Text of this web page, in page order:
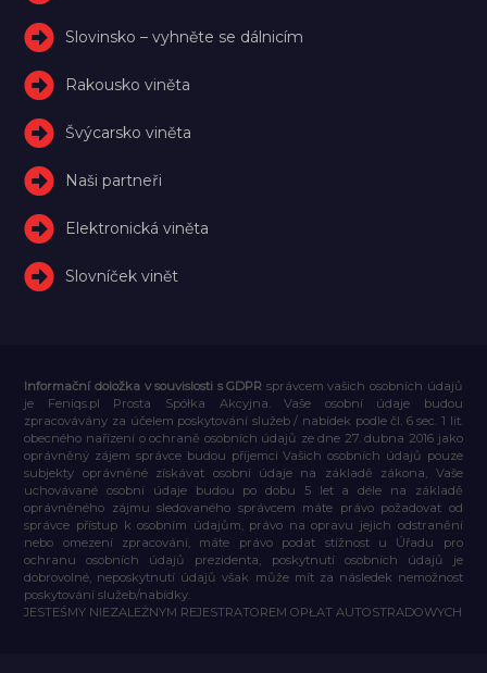
Slovinsko – vyhněte se dálnicím
Rakousko viněta
Švýcarsko viněta
Naši partneři
Elektronická viněta
Slovníček vinět
Informační doložka v souvislosti s GDPR správcem vašich osobních údajů
je Feniqs.pl Prosta Spółka Akcyjna. Vaše osobní údaje budou
zpracovávány za účelem poskytování služeb / nabídek podle čl. 6 sec. 1 lit.
obecného nařízení o ochraně osobních údajů ze dne 27. dubna 2016 jako
oprávněný zájem správce budou příjemci Vašich osobních údajů pouze
subjekty oprávněné získávat osobní údaje na základě zákona, Vaše
uchovávané osobní údaje budou po dobu 5 let a déle na základě
oprávněného zájmu sledovaného správcem máte právo požadovat od
správce přístup k osobním údajům, právo na opravu jejich odstranění
nebo omezení zpracování, máte právo podat stížnost u Úřadu pro
ochranu osobních údajů prezidenta, poskytnutí osobních údajů je
dobrovolné, neposkytnutí údajů však může mít za následek nemožnost
poskytování služeb/nabídky.
JESTEŚMY NIEZALEŻNYM REJESTRATOREM OPŁAT AUTOSTRADOWYCH